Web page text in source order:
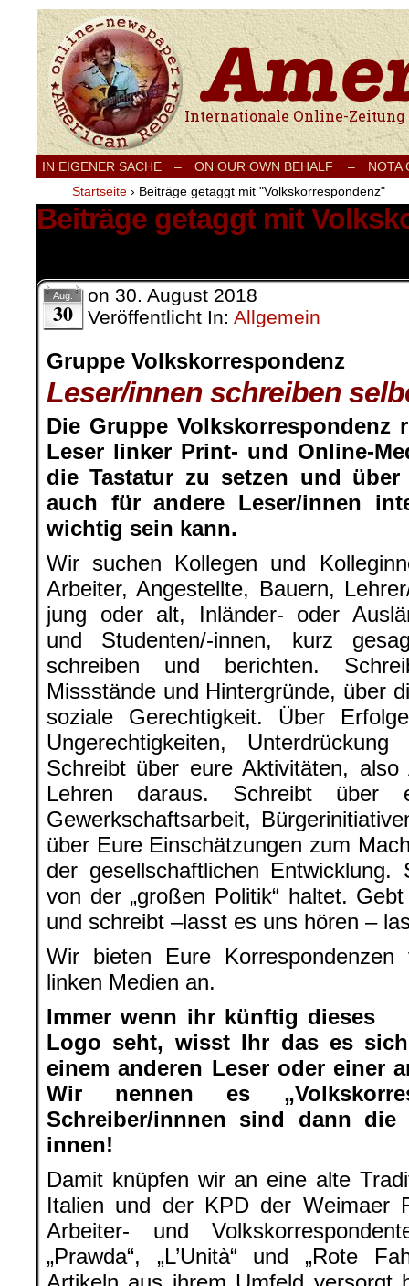
Internationale Onlinezeitung für Frieden,
IN EIGENER SACHE – ON OUR OWN BEHALF –
NOTA
Startseite › Beiträge getaggt mit "Volkskorrespondenz"
Beiträge getaggt mit
Aug.
30
on 30. August 2018
Veröffentlicht In: Allgemein
Gruppe Volkskorrespondenz
Leser/innen schreiben
Die Gruppe Volkskorrespondenz
Leser linker Print- und Online-
die Tastatur zu setzen und
auch für andere Leser/innen
wichtig sein kann.
Wir suchen Kollegen und
Arbeiter, Angestellte, Bauern,
jung oder alt, Inländer- oder
und Studenten/-innen, kurz
schreiben und berichten.
Missstände und Hintergründe, über
soziale Gerechtigkeit. Über
Ungerechtigkeiten,
Schreibt über eure Aktivitäten,
Lehren daraus. Schreibt über
Gewerkschaftsarbeit,
über Eure Einschätzungen zum
der gesellschaftlichen
von der „großen Politik“ haltet.
und schreibt –lasst es uns hören –
Wir bieten Eure Korrespondenzen
linken Medien an.
Immer wenn ihr künftig dieses
Logo seht, wisst Ihr das es
einem anderen Leser oder einer
Wir nennen es
Schreiber/innnen sind dann die
innen!
Damit knüpfen wir an eine alte
Italien und der KPD der Weimaer
Arbeiter- und
„Prawda“, „L’Unità“ und „Rote